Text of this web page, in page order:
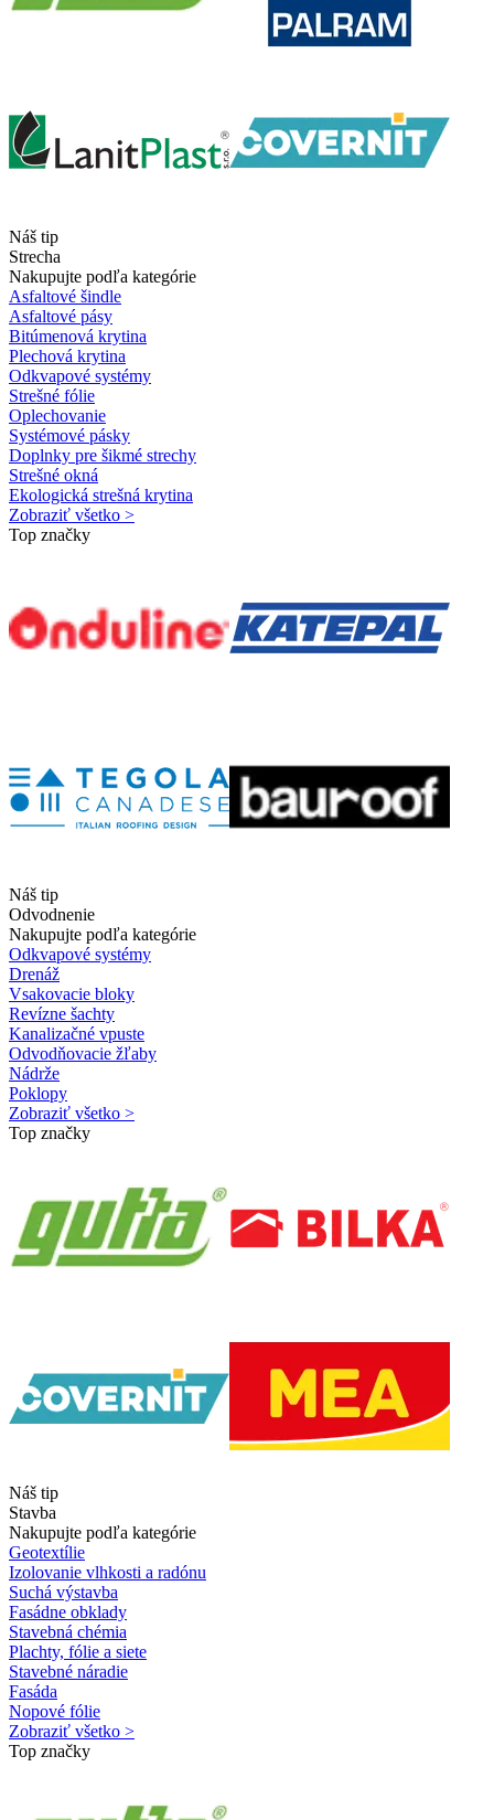
Náš tip
Strecha
Nakupujte podľa kategórie
Asfaltové šindle
Asfaltové pásy
Bitúmenová krytina
Plechová krytina
Odkvapové systémy
Strešné fólie
Oplechovanie
Systémové pásky
Doplnky pre šikmé strechy
Strešné okná
Ekologická strešná krytina
Zobraziť všetko >
Top značky
Náš tip
Odvodnenie
Nakupujte podľa kategórie
Odkvapové systémy
Drenáž
Vsakovacie bloky
Revízne šachty
Kanalizačné vpuste
Odvodňovacie žľaby
Nádrže
Poklopy
Zobraziť všetko >
Top značky
Náš tip
Stavba
Nakupujte podľa kategórie
Geotextílie
Izolovanie vlhkosti a radónu
Suchá výstavba
Fasádne obklady
Stavebná chémia
Plachty, fólie a siete
Stavebné náradie
Fasáda
Nopové fólie
Zobraziť všetko >
Top značky